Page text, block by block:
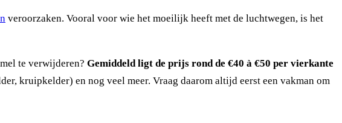
veroorzaken. Vooral voor wie het moeilijk heeft met de luchtwegen, is het
te verwijderen? Gemiddeld ligt de prijs rond de €40 à €50 per vierkante
kruipkelder) en nog veel meer. Vraag daarom altijd eerst een vakman om